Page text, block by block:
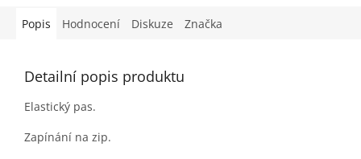
Popis Hodnocení Diskuze Značka
Detailní popis produktu
Elastický pas.
Zapínání na zip.